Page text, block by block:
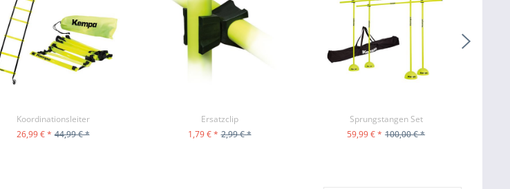
Koordinationsleiter
26,99 € * 44,99 € *
Ersatzclip
1,79 € * 2,99 € *
Sprungstangen Set
59,99 € * 100,00 € *